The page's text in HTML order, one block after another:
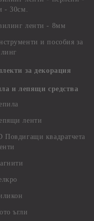
- 30см.
ленти - 8мм
и пособия за
за декорация
и лепящи средства
ленти
Повдигащи квадратчета
ъгли